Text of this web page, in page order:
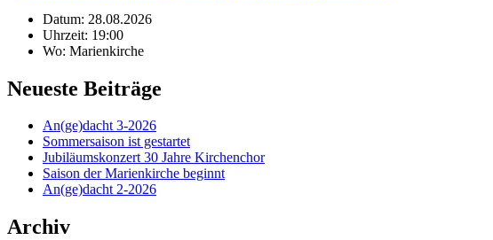
Datum: 28.08.2026
Uhrzeit: 19:00
Wo: Marienkirche
Neueste Beiträge
An(ge)dacht 3-2026
Sommersaison ist gestartet
Jubiläumskonzert 30 Jahre Kirchenchor
Saison der Marienkirche beginnt
An(ge)dacht 2-2026
Archiv